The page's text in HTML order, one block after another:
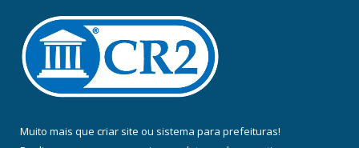
Muito mais que criar site ou sistema para prefeituras!